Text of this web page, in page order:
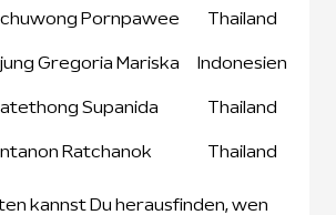
Pornpawee Thailand
Gregoria Mariska Indonesien
Supanida Thailand
Intanon Ratchanok Thailand
kannst Du herausfinden, wen